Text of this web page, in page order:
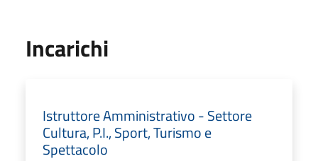
Incarichi
Istruttore Amministrativo - Settore
Cultura, P.I., Sport, Turismo e
Spettacolo